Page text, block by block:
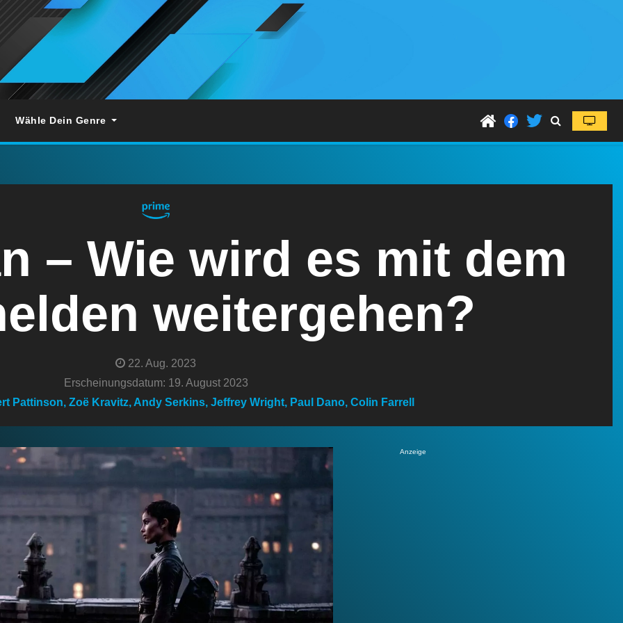
Wähle Dein Genre
– Wie wird es mit dem
weitergehen?
22. Aug. 2023
Erscheinungsdatum: 19. August 2023
Pattinson, Zoë Kravitz, Andy Serkins, Jeffrey Wright, Paul Dano, Colin Farrell
Anzeige